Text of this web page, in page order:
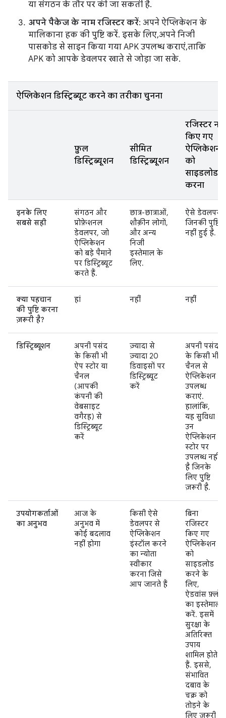
या संगठन के तौर पर की जा सकती है.
अपने पैकेज के नाम रजिस्टर करें: अपने ऐप्लिकेशन के
मालिकाना हक की पुष्टि करें. इसके लिए, अपने निजी
पासकोड से साइन किया गया APK उपलब्ध कराएं, ताकि
APK को आपके डेवलपर खाते से जोड़ा जा सके.
ऐप्लिकेशन डिस्ट्रिब्यूट करने का तरीका चुनना
फ़ुल
डिस्ट्रिब्यूशन
सीमित
डिस्ट्रिब्यूशन
रजिस्टर न
किए गए
ऐप्लिकेशन
को
साइडलोड
करना
इनके लिए
सबसे सही
संगठन और
प्रोफ़ेशनल
डेवलपर, जो
ऐप्लिकेशन
को बड़े पैमाने
पर डिस्ट्रिब्यूट
करते हैं.
छात्र-छात्राओं,
शौक़ीन लोगों,
और अन्य
निजी
इस्तेमाल के
लिए.
ऐसे डेवलपर
जिनकी पुष्टि
नहीं हुई है.
क्या पहचान
की पुष्टि करना
ज़रूरी है?
हां नहीं नहीं
डिस्ट्रिब्यूशन
अपनी पसंद
के किसी भी
ऐप स्टोर या
चैनल
(आपकी
कंपनी की
वेबसाइट
वगैरह) से
डिस्ट्रिब्यूट
करें
ज़्यादा से
ज़्यादा 20
डिवाइसों पर
डिस्ट्रिब्यूट
करें
अपनी पसंद
के किसी भी
चैनल से
ऐप्लिकेशन
उपलब्ध
कराएं.
हालांकि,
यह सुविधा
उन
ऐप्लिकेशन
स्टोर पर
उपलब्ध नहीं
है जिनके
लिए पुष्टि
ज़रूरी है.
उपयोगकर्ताओं
का अनुभव
आज के
अनुभव में
कोई बदलाव
नहीं होगा
किसी ऐसे
डेवलपर से
ऐप्लिकेशन
इंस्टॉल करने
का न्योता
स्वीकार
करना जिसे
आप जानते हैं
बिना
रजिस्टर
किए गए
ऐप्लिकेशन
को
साइडलोड
करने के
लिए,
ऐडवांस फ़्लो
का इस्तेमाल
करें. इसमें
सुरक्षा के
अतिरिक्त
उपाय
शामिल होते
हैं. इससे,
संभावित
दबाव के
चक्र को
तोड़ने के
लिए ज़रूरी